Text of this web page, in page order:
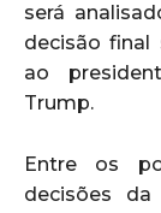
será
decisão final
ao
Trump.
Entre os
decisões da